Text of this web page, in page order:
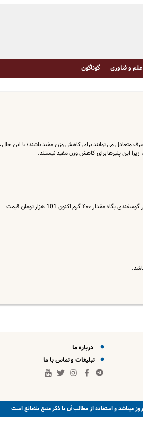
علم و فناوری گوناگون
متعادل می توانند برای کاهش وزن مفید باشند؛ با این حال،
این پنیرها برای کاهش وزن مفید نیستند.
فهرست قیمت برخی از انواع پنیر صبحانه با برندهای مختلف در بازار به شرح زیر است. پنیر گوسفندی پگاه مقدار ۴۰۰ گرم اکنون 101 هزار تومان قیمت
درباره ما
تبلیغات و تماس با ما
میباشد و استفاده از مطالب آن با ذکر منبع بلامانع است